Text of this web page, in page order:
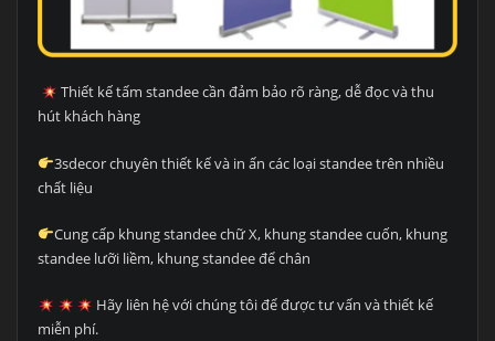
Thiết kế tấm standee cần đảm bảo rõ ràng, dễ đọc và thu
hút khách hàng
3sdecor chuyên thiết kế và in ấn các loại standee trên nhiều
chất liệu
Cung cấp khung standee chữ X, khung standee cuốn, khung
standee lưỡi liềm, khung standee để chân
Hãy liên hệ với chúng tôi để được tư vấn và thiết kế
miễn phí.